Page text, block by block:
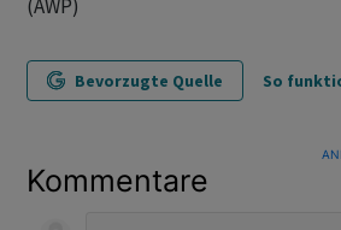
(AWP)
Bevorzugte Quelle So
Kommentare